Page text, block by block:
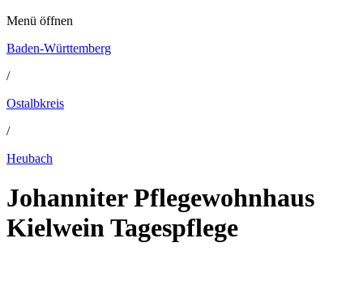
Menü öffnen
Baden-Württemberg
/
Ostalbkreis
/
Heubach
Johanniter Pflegewohnhaus
Kielwein Tagespflege